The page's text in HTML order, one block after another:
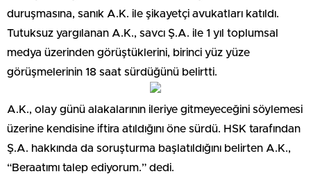
duruşmasına, sanık A.K. ile şikayetçi avukatları katıldı.
Tutuksuz yargılanan A.K., savcı Ş.A. ile 1 yıl toplumsal
medya üzerinden görüştüklerini, birinci yüz yüze
görüşmelerinin 18 saat sürdüğünü belirtti.
A.K., olay günü alakalarının ileriye gitmeyeceğini söylemesi
üzerine kendisine iftira atıldığını öne sürdü. HSK tarafından
Ş.A. hakkında da soruşturma başlatıldığını belirten A.K.,
“Beraatımı talep ediyorum.” dedi.